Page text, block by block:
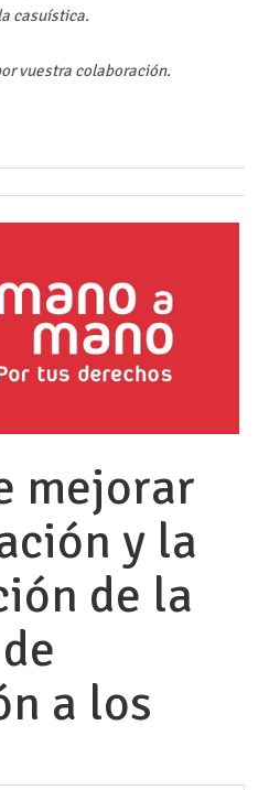
casuística.
vuestra colaboración.
mejorar
y la
de la
a los